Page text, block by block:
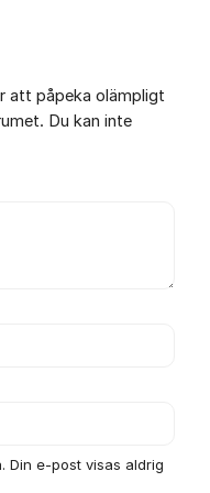
att påpeka olämpligt
Du kan inte
Din e-post visas aldrig